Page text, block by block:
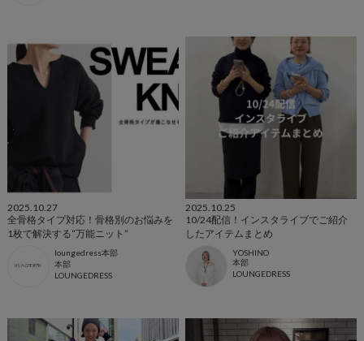
2025.10.27
全骨格タイプ対応！骨格別のお悩みを
1枚で解決する“万能ニット”
loungedress本部
本部
LOUNGEDRESS
2025.10.25
10/24配信！インスタライブでご紹介
したアイテムまとめ
YOSHINO
本部
LOUNGEDRESS